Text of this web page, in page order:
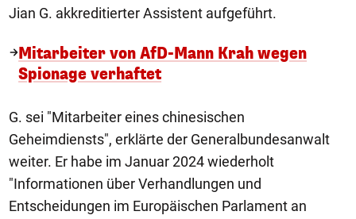
Jian G. akkreditierter Assistent aufgeführt.
Mitarbeiter von AfD-Mann Krah wegen
Spionage verhaftet
G. sei "Mitarbeiter eines chinesischen
Geheimdiensts", erklärte der Generalbundesanwalt
weiter. Er habe im Januar 2024 wiederholt
"Informationen über Verhandlungen und
Entscheidungen im Europäischen Parlament an